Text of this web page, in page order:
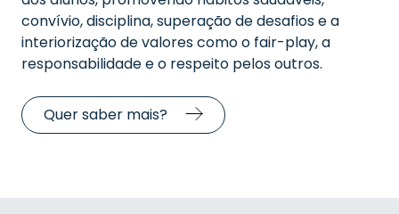
convívio, disciplina, superação de desafios e a
interiorização de valores como o fair-play, a
responsabilidade e o respeito pelos outros.
Quer saber mais?